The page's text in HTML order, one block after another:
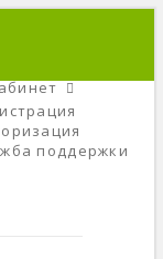
поддержки